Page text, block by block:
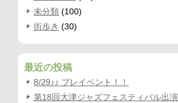
未分類 (100)
街歩き (30)
最近の投稿
8/29♪♪ プレイベント！！
第18回大津ジャズフェスティバル出